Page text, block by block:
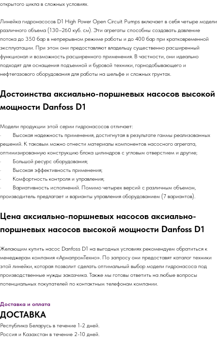
открытого цикла в сложных условиях.
Линейка гидронасосов D1 High Power Open Circuit Pumps включает в себя четыре модели
различного объема (130–260 куб. см). Эти агрегаты способны создавать давление
потока до 350 бар в непрерывном режиме работы и до 400 бар при кратковременной
эксплуатации. При этом они предоставляют владельцу существенно расширенный
функционал и возможность расширенного применения. В частности, они идеально
подходят для оснащения подъемной и буровой техники, горнодобывающего и
нефтегазового оборудования для работы на шельфе и сложных грунтах.
Достоинства аксиально-поршневых насосов высокой
мощности Danfoss D1
Модели продукции этой серии гидронасосов отличает:
· Высокая надежность применения, достигнутая в результате гаммы реализованных
решений. К таковым можно отнести материалы компонентов насосного агрегата,
оптимизированную конструкцию блока цилиндров с угловым отверстием и другие;
· Большой ресурс оборудования;
· Высокая эффективность применения;
· Комфортность контроля и управления;
· Вариативность исполнений. Помимо четырех версий с различным объемом,
производитель предлагает и варианты управления оборудованием (7 вариантов).
Цена аксиально-поршневых насосов аксиально-
поршневых насосов высокой мощности Danfoss D1
Желающим купить насос Danfoss D1 на выгодных условиях рекомендуем обратиться к
менеджерам компания «АрмапромТехно». По запросу они предоставят каталог техники
этой линейки, которая позволит сделать оптимальный выбор модели гидронасоса под
производственные нужды заказчика. Также мы готовы ответить на любые вопросы
потенциальных покупателей по контактным телефонам компании.
Доставка и оплата
ДОСТАВКА
Республика Беларусь в течение 1-2 дней.
Россия и Казахстан в течение 2-10 дней.